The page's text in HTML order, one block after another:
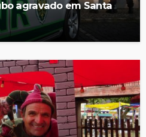
agravado em Santa